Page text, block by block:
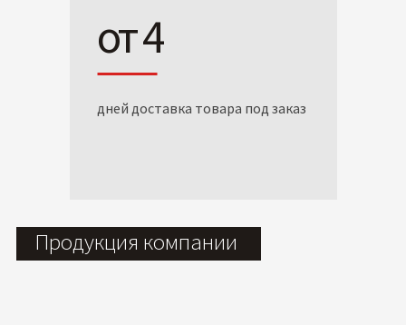
от 4
дней доставка товара под заказ
Продукция компании